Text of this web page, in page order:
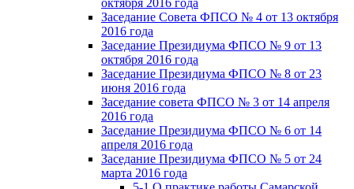
Заседание Совета ФПСО № 4 от 13 октября
2016 года
Заседание Президиума ФПСО № 9 от 13
октября 2016 года
Заседание Президиума ФПСО № 8 от 23
июня 2016 года
Заседание совета ФПСО № 3 от 14 апреля
2016 года
Заседание Президиума ФПСО № 6 от 14
апреля 2016 года
Заседание Президиума ФПСО № 5 от 24
марта 2016 года